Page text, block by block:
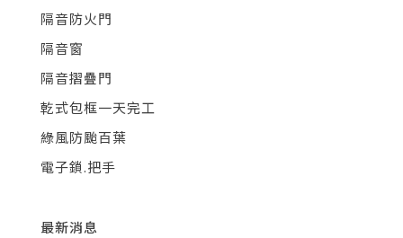
隔音防火門
隔音窗
隔音摺疊門
乾式包框一天完工
綠風防颱百葉
電子鎖.把手
最新消息